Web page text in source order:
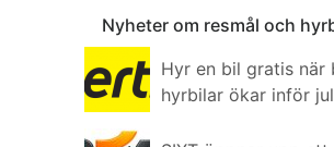
Nyheter om resmål och
Hyr en bil gratis när
hyrbilar ökar inför